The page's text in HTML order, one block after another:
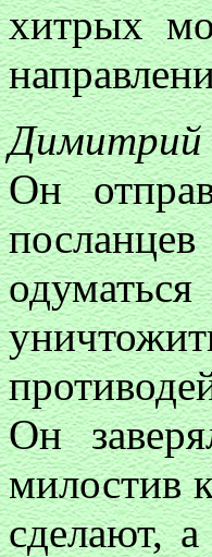
хитрых
Димитрий
Он
Он
милостив
сделают,